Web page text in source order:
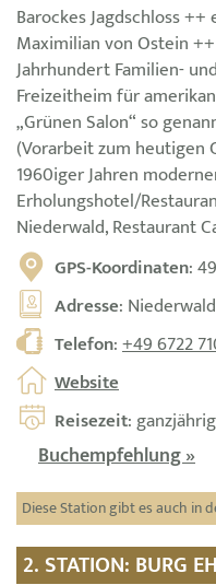
Barockes Jagdschloss
Maximilian von Ostein
Jahrhundert Familien-
Freizeitheim für
„Grünen Salon“ so
(Vorarbeit zum heutigen
1960iger Jahren
Erholungshotel/
Niederwald, Restaurant
GPS-Koordinaten:
Adresse:
Telefon:+49 6722
Website
Reisezeit: ganzjährig
Buchempfehlung »
Diese Station gibt es auch in
2. STATION: BURG